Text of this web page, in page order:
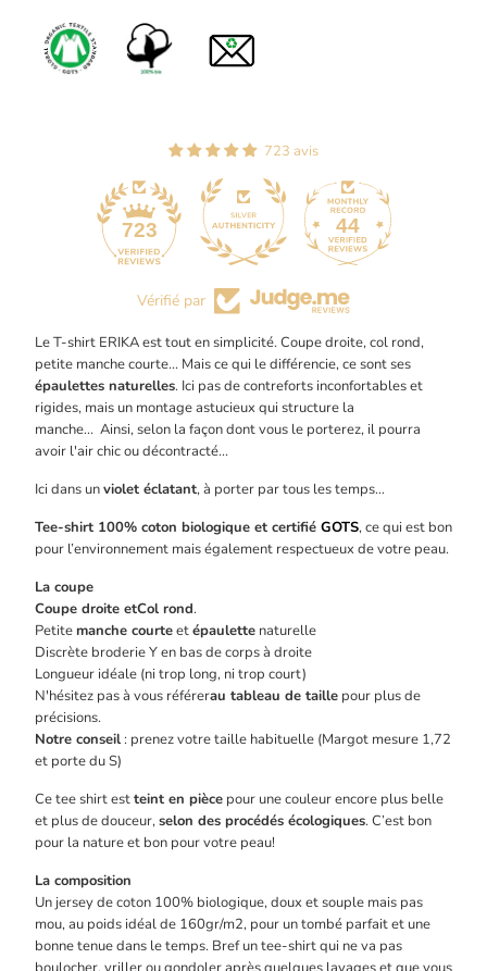
723 avis
723 44
Vérifié par
Le T-shirt ERIKA est tout en simplicité. Coupe droite, col rond,
petite manche courte... Mais ce qui le différencie, ce sont ses
épaulettes naturelles. Ici pas de contreforts inconfortables et
rigides, mais un montage astucieux qui structure la
manche... Ainsi, selon la façon dont vous le porterez, il pourra
avoir l'air chic ou décontracté...
Ici dans unviolet éclatant, à porter par tous les temps…
Tee-shirt 100% coton biologique et certifié GOTS, ce qui est bon
pour l’environnement mais également respectueux de votre peau.
La coupe
Coupe droite etCol rond.
Petitemanche courteetépaulettenaturelle
Discrète broderie Y en bas de corps à droite
Longueur idéale (ni trop long, ni trop court)
N'hésitez pas à vous référerau tableau de taillepour plus de
précisions.
Notre conseil: prenez votre taille habituelle (Margot mesure 1,72
et porte du S)
Ce tee shirt estteint en piècepour une couleur encore plus belle
et plus de douceur,selon des procédés écologiques. C’est bon
pour la nature et bon pour votre peau!
La composition
Un jersey de coton 100% biologique, doux et souple mais pas
mou, au poids idéal de 160gr/m2, pour un tombé parfait et une
bonne tenue dans le temps. Bref un tee-shirt qui ne va pas